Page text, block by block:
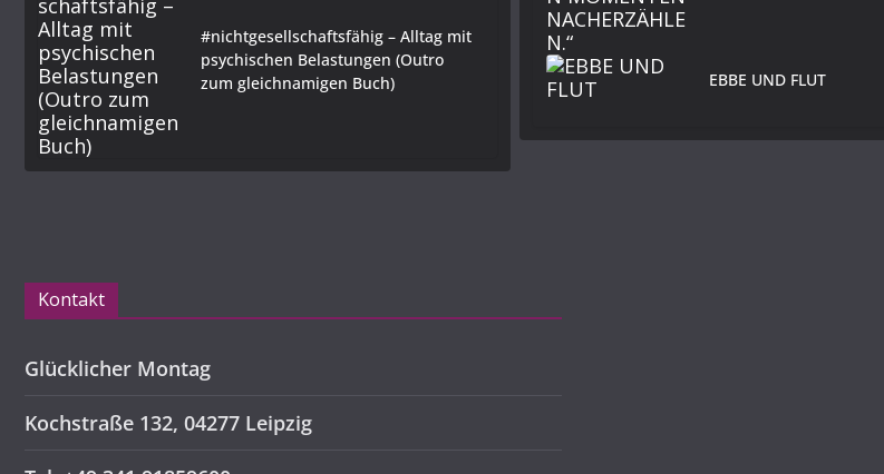
#nichtgesellschaftsfähig – Alltag mit
psychischen Belastungen (Outro
zum gleichnamigen Buch)
EBBE UND FLUT
Kontakt
Glücklicher Montag
Kochstraße 132, 04277 Leipzig